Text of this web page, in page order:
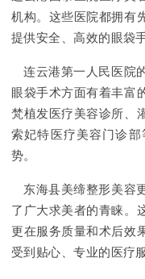
机构。这些医院都拥有
提供安全、高效的眼袋
连云港第一人民医院
眼袋手术方面有着丰富
梵植发医疗美容诊所、
索妃特医疗美容门诊
势。
东海县美缔整形美容
了广大求美者的青睐。
更在服务质量和术后效
受到贴心、专业的医疗